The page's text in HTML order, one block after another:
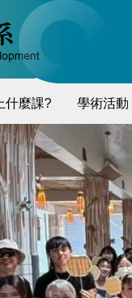
上什麼課? 學術活動